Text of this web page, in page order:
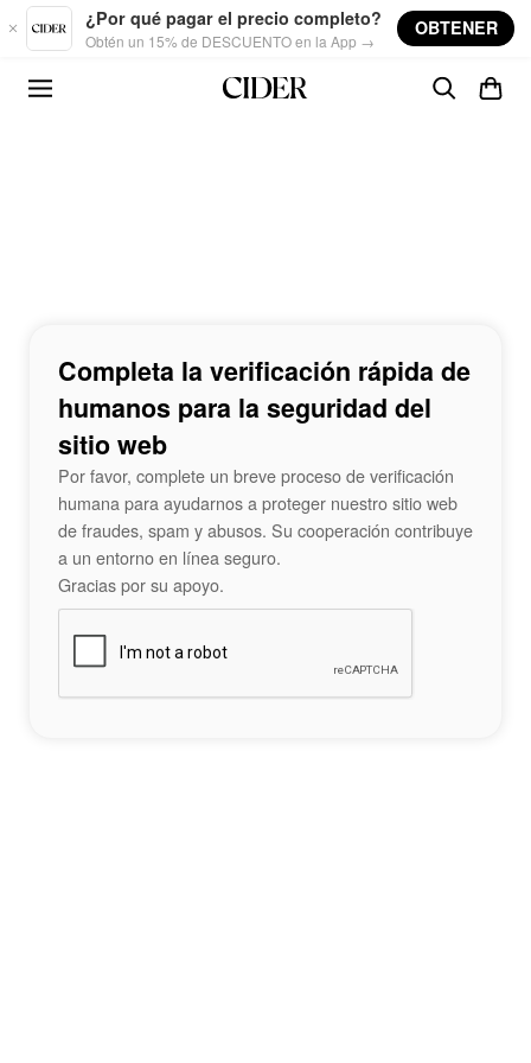
Skip to main content
¿Por qué pagar el precio completo?
Obtén un 15% de DESCUENTO en la App →
OBTENER
Completa la verificación rápida de
humanos para la seguridad del
sitio web
Por favor, complete un breve proceso de verificación
humana para ayudarnos a proteger nuestro sitio web
de fraudes, spam y abusos. Su cooperación contribuye
a un entorno en línea seguro.
Gracias por su apoyo.